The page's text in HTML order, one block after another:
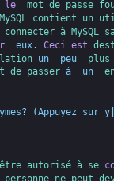
le mot de passe
MySQL contient un
connecter à MySQL
eux. Ceci est
un peu
de passer à un
? (Appuyez sur y
être autorisé à se
personne ne peut